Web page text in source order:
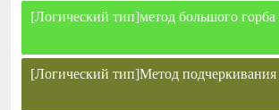
[Логический тип]метод большого горба
[Логический тип]Метод подчеркивания